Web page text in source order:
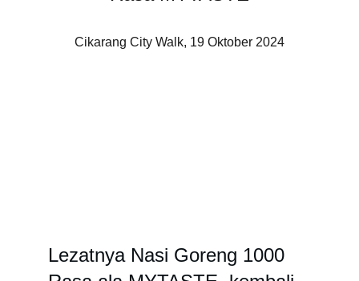
Cikarang City Walk, 19 Oktober 2024
Lezatnya Nasi Goreng 1000